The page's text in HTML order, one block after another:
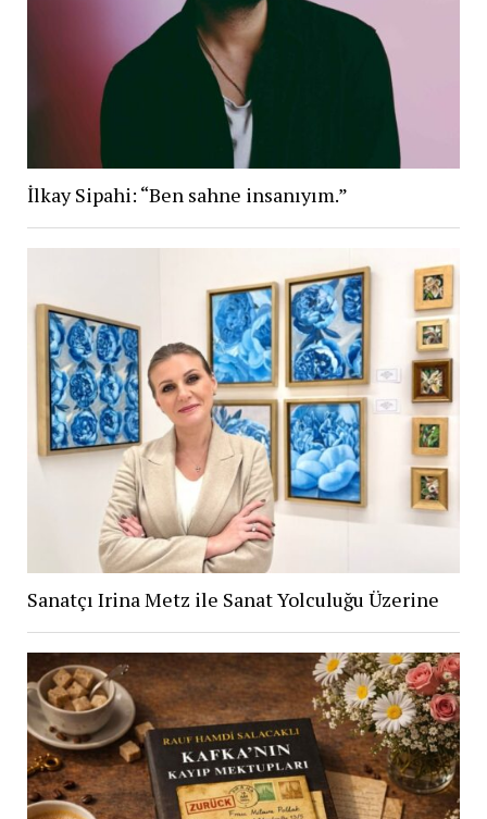
İlkay Sipahi: “Ben sahne insanıyım.”
Sanatçı Irina Metz ile Sanat Yolculuğu Üzerine